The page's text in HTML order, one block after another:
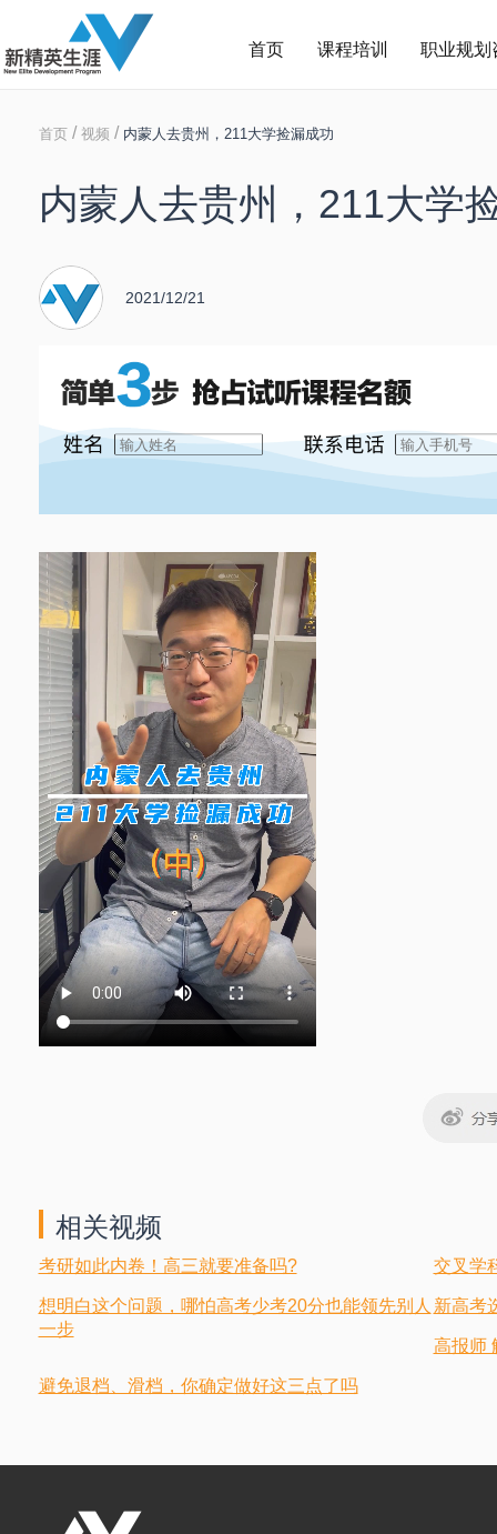
首页 课程培训 职业规划
首页/ 视频 / 内蒙人去贵州，211大学捡漏成功
内蒙人去贵州，211大学
2021/12/21
相关视频
考研如此内卷！高三就要准备吗? 交叉学
想明白这个问题，哪怕高考少考20分也能领先别人
一步
新高考
高报师
避免退档、滑档，你确定做好这三点了吗